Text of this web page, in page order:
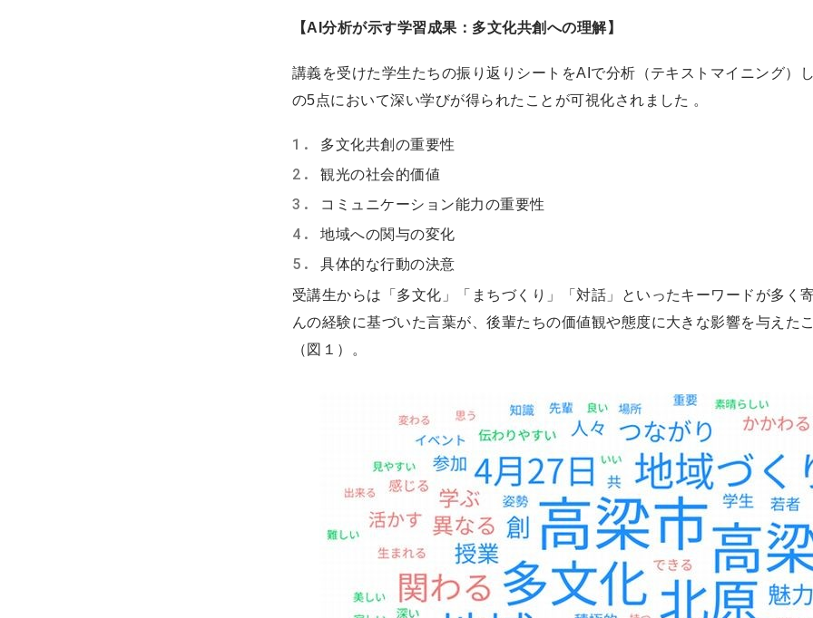
【AI分析が示す学習成果：多文化共創への理解】
講義を受けた学生たちの振り返りシートをAIで分析（テキストマイニング）
の5点において深い学びが得られたことが可視化されました 。
多文化共創の重要性
観光の社会的価値
コミュニケーション能力の重要性
地域への関与の変化
具体的な行動の決意
受講生からは「多文化」「まちづくり」「対話」といったキーワードが多く
んの経験に基づいた言葉が、後輩たちの価値観や態度に大きな影響を与えた
（図１）。